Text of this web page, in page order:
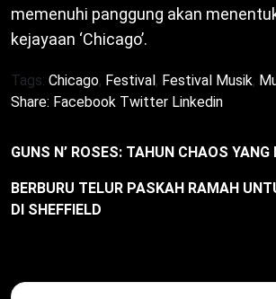
memenuhi panggung akan
kejayaan ‘Chicago’.
Tags: Chicago, Festival , Festival Musik,
Share: Facebook Twitter Linkedin
GUNS N’ ROSES: TAHUN CHAOS YANG
BERBURU TELUR PASKAH RAMAH
DI SHEFFIELD